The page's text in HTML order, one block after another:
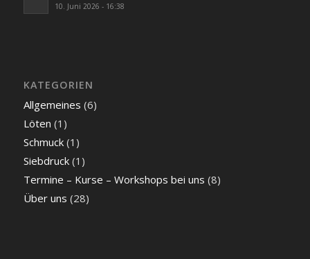
10. Juni 2026 - 16:38
KATEGORIEN
Allgemeines (6)
Löten (1)
Schmuck(1)
Siebdruck(1)
Termine – Kurse – Workshops bei uns (8)
Über uns (28)